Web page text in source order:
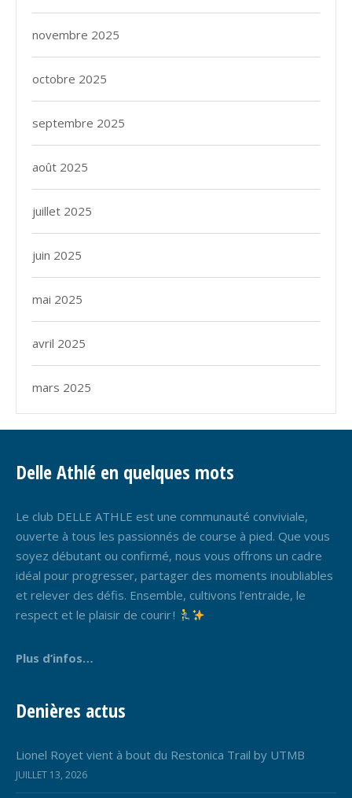
novembre 2025
octobre 2025
septembre 2025
août 2025
juillet 2025
juin 2025
mai 2025
avril 2025
mars 2025
Delle Athlé en quelques mots
Le club DELLE ATHLE est une communauté conviviale,
ouverte à tous les passionnés de course à pied. Que vous
soyez débutant ou confirmé, nous vous offrons un cadre
idéal pour progresser, partager des moments inoubliables
et relever des défis. Ensemble, cultivons l’entraide, le
respect et le plaisir de courir !
Plus d’infos…
Denières actus
Lionel Royet vient à bout du Restonica Trail by UTMB
JUILLET 13, 2026